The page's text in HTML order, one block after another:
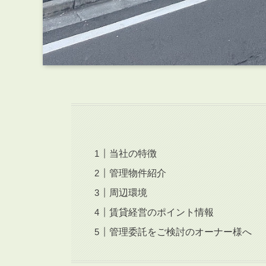
当社の特徴
管理物件紹介
周辺環境
賃貸経営のポイント情報
管理委託をご検討のオーナー様へ